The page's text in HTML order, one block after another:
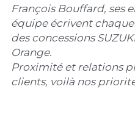
François Bouffard, ses
équipe écrivent
des concessions
Orange.
Proximité et relations
clients, voilà nos